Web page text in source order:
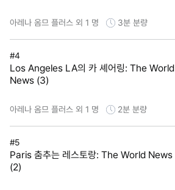
아레나 옴므 플러스 외 1 명 3분 분량
#4
Los Angeles LA의 카 셰어링: The World
News (3)
아레나 옴므 플러스 외 1 명 2분 분량
#5
Paris 춤추는 레스토랑: The World News
(2)